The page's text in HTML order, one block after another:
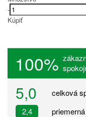
-
Kúpiť
100%
5,0
celková
2,4